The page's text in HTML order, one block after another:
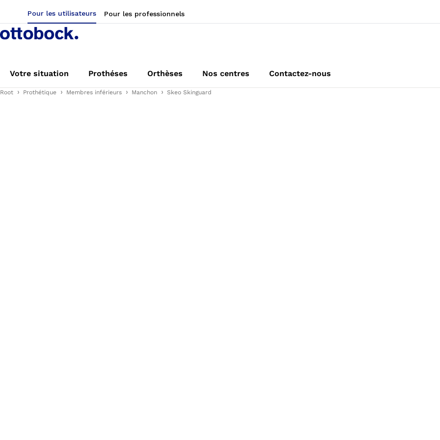
Pour les utilisateurs Pour les professionnels
Votre situation Prothéses Orthèses Nos centres Contactez-nous
Root Prothétique Membres inférieurs Manchon Skeo Skinguard